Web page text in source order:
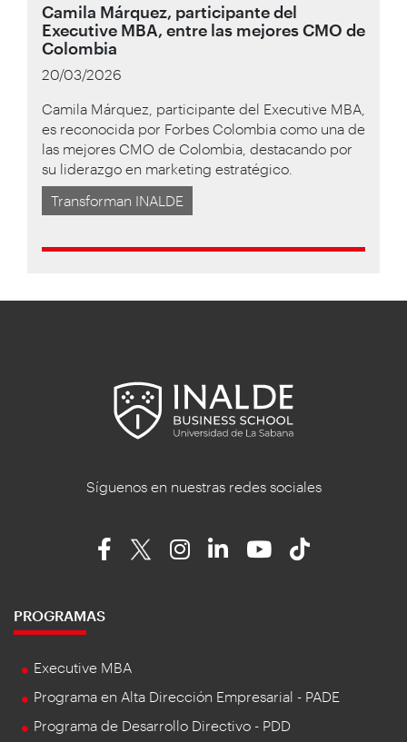
Camila Márquez, participante del
Executive MBA, entre las mejores CMO de
Colombia
20/03/2026
Camila Márquez, participante del Executive MBA,
es reconocida por Forbes Colombia como una de
las mejores CMO de Colombia, destacando por
su liderazgo en marketing estratégico.
Transforman INALDE
Síguenos en nuestras redes sociales
PROGRAMAS
Executive MBA
Programa en Alta Dirección Empresarial - PADE
Programa de Desarrollo Directivo - PDD